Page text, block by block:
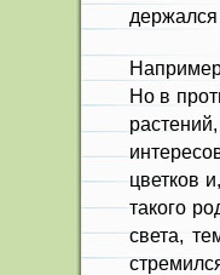
держался
Но в
цветков
такого
света,